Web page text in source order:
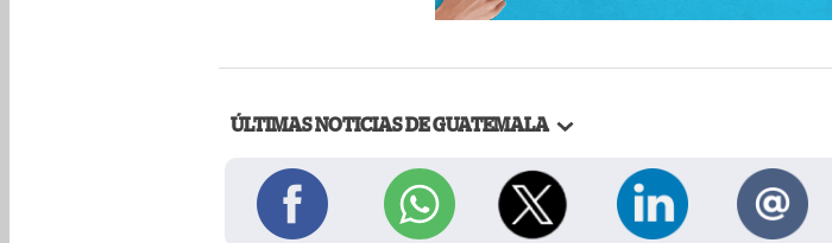
ÚLTIMAS NOTICIAS DE GUATEMALA